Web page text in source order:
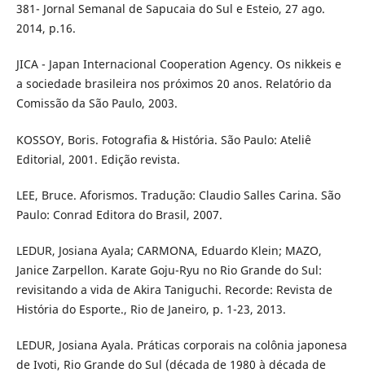
381- Jornal Semanal de Sapucaia do Sul e Esteio, 27 ago.
2014, p.16.
JICA - Japan Internacional Cooperation Agency. Os nikkeis e
a sociedade brasileira nos próximos 20 anos. Relatório da
Comissão da São Paulo, 2003.
KOSSOY, Boris. Fotografia & História. São Paulo: Ateliê
Editorial, 2001. Edição revista.
LEE, Bruce. Aforismos. Tradução: Claudio Salles Carina. São
Paulo: Conrad Editora do Brasil, 2007.
LEDUR, Josiana Ayala; CARMONA, Eduardo Klein; MAZO,
Janice Zarpellon. Karate Goju-Ryu no Rio Grande do Sul:
revisitando a vida de Akira Taniguchi. Recorde: Revista de
História do Esporte., Rio de Janeiro, p. 1-23, 2013.
LEDUR, Josiana Ayala. Práticas corporais na colônia japonesa
de Ivoti, Rio Grande do Sul (década de 1980 à década de